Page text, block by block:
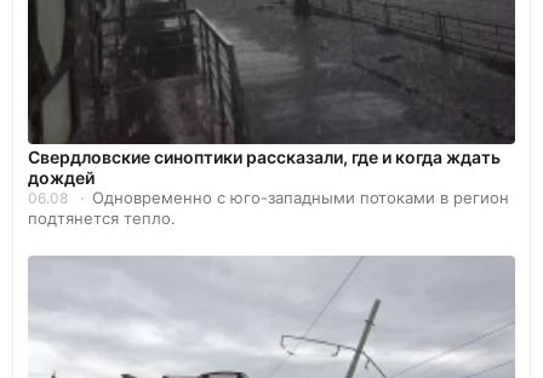
Свердловские синоптики рассказали, где и когда ждать
дождей
06.08
Одновременно с юго-западными потоками в регион
подтянется тепло.